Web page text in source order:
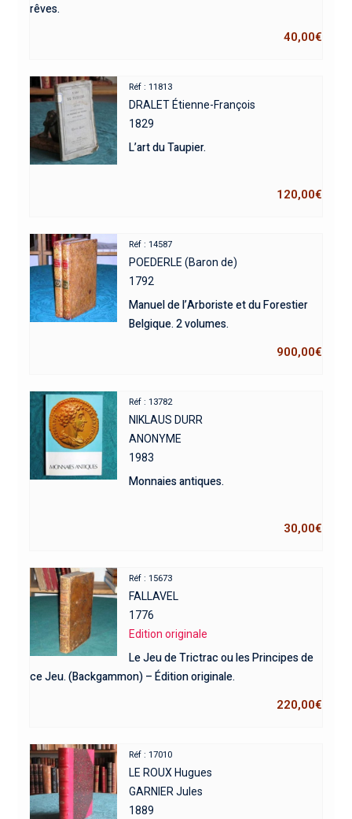
rêves.
40,00€
Réf : 11813
DRALET Étienne-François
1829
L’art du Taupier.
120,00€
Réf : 14587
POEDERLE (Baron de)
1792
Manuel de l’Arboriste et du Forestier
Belgique. 2 volumes.
900,00€
Réf : 13782
NIKLAUS DURR
ANONYME
1983
Monnaies antiques.
30,00€
Réf : 15673
FALLAVEL
1776
Edition originale
Le Jeu de Trictrac ou les Principes de
ce Jeu. (Backgammon) – Édition originale.
220,00€
Réf : 17010
LE ROUX Hugues
GARNIER Jules
1889